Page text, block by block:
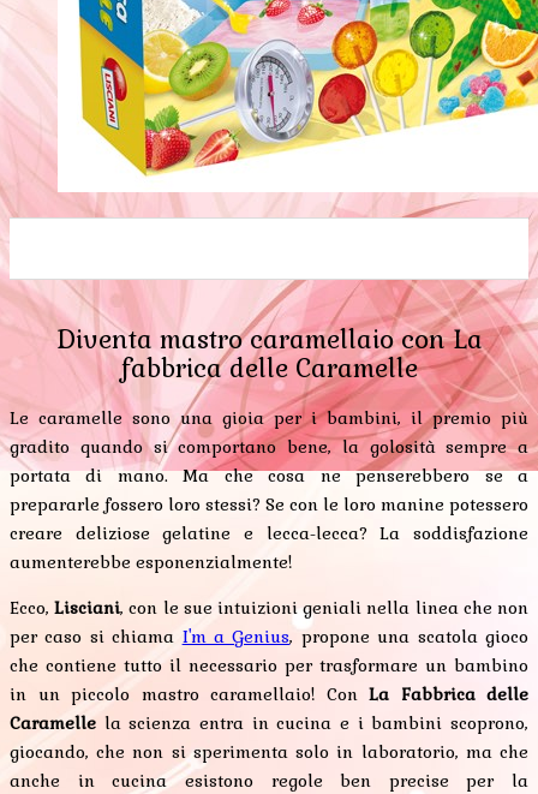
Diventa mastro caramellaio con La
fabbrica delle Caramelle
Le caramelle sono una gioia per i bambini, il premio più
gradito quando si comportano bene, la golosità sempre a
portata di mano. Ma che cosa ne penserebbero se a
prepararle fossero loro stessi? Se con le loro manine potessero
creare deliziose gelatine e lecca-lecca? La soddisfazione
aumenterebbe esponenzialmente!
Ecco,Lisciani, con le sue intuizioni geniali nella linea che non
per caso si chiama I'm a Genius, propone una scatola gioco
che contiene tutto il necessario per trasformare un bambino
in un piccolo mastro caramellaio! Con La Fabbrica delle
Caramelle la scienza entra in cucina e i bambini scoprono,
giocando, che non si sperimenta solo in laboratorio, ma che
anche in cucina esistono regole ben precise per la